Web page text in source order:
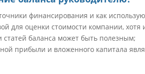
финансирования и как
для оценки стоимости компании,
статей баланса может быть полезным;
прибыли и вложенного капитала